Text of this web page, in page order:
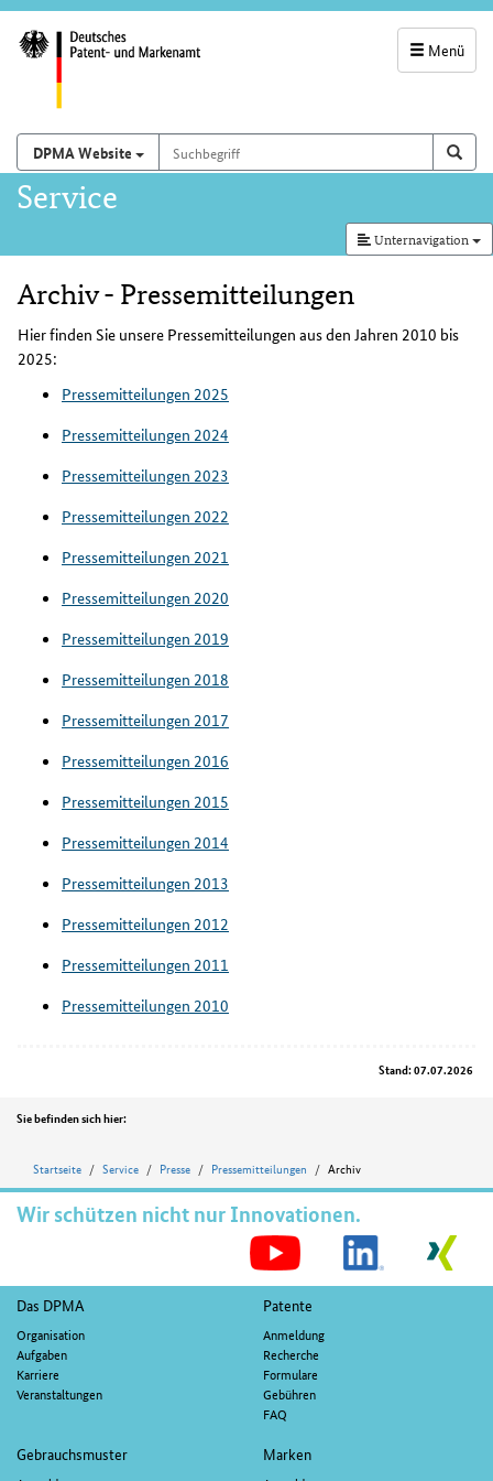
Menü
und
Suchfeld
Suchen auf
DPMA Website Suchbegriff
Hauptnavigation
Service
Unternavigation
Archiv - Pressemitteilungen
Hier finden Sie unsere Pressemitteilungen aus den Jahren 2010 bis
2025:
Pressemitteilungen 2025
Pressemitteilungen 2024
Pressemitteilungen 2023
Pressemitteilungen 2022
Pressemitteilungen 2021
Pressemitteilungen 2020
Pressemitteilungen 2019
Pressemitteilungen 2018
Pressemitteilungen 2017
Pressemitteilungen 2016
Pressemitteilungen 2015
Pressemitteilungen 2014
Pressemitteilungen 2013
Pressemitteilungen 2012
Pressemitteilungen 2011
Pressemitteilungen 2010
Stand: 07.07.2026
Position
Sie befinden sich hier:
Startseite Service Presse Pressemitteilungen Archiv
Wir schützen nicht nur Innovationen.
Fußnavigation
Das DPMA
Organisation
Aufgaben
Karriere
Veranstaltungen
Patente
Anmeldung
Recherche
Formulare
Gebühren
FAQ
Gebrauchsmuster Marken